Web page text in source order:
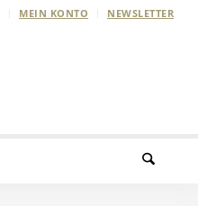
MEIN KONTO NEWSLETTER